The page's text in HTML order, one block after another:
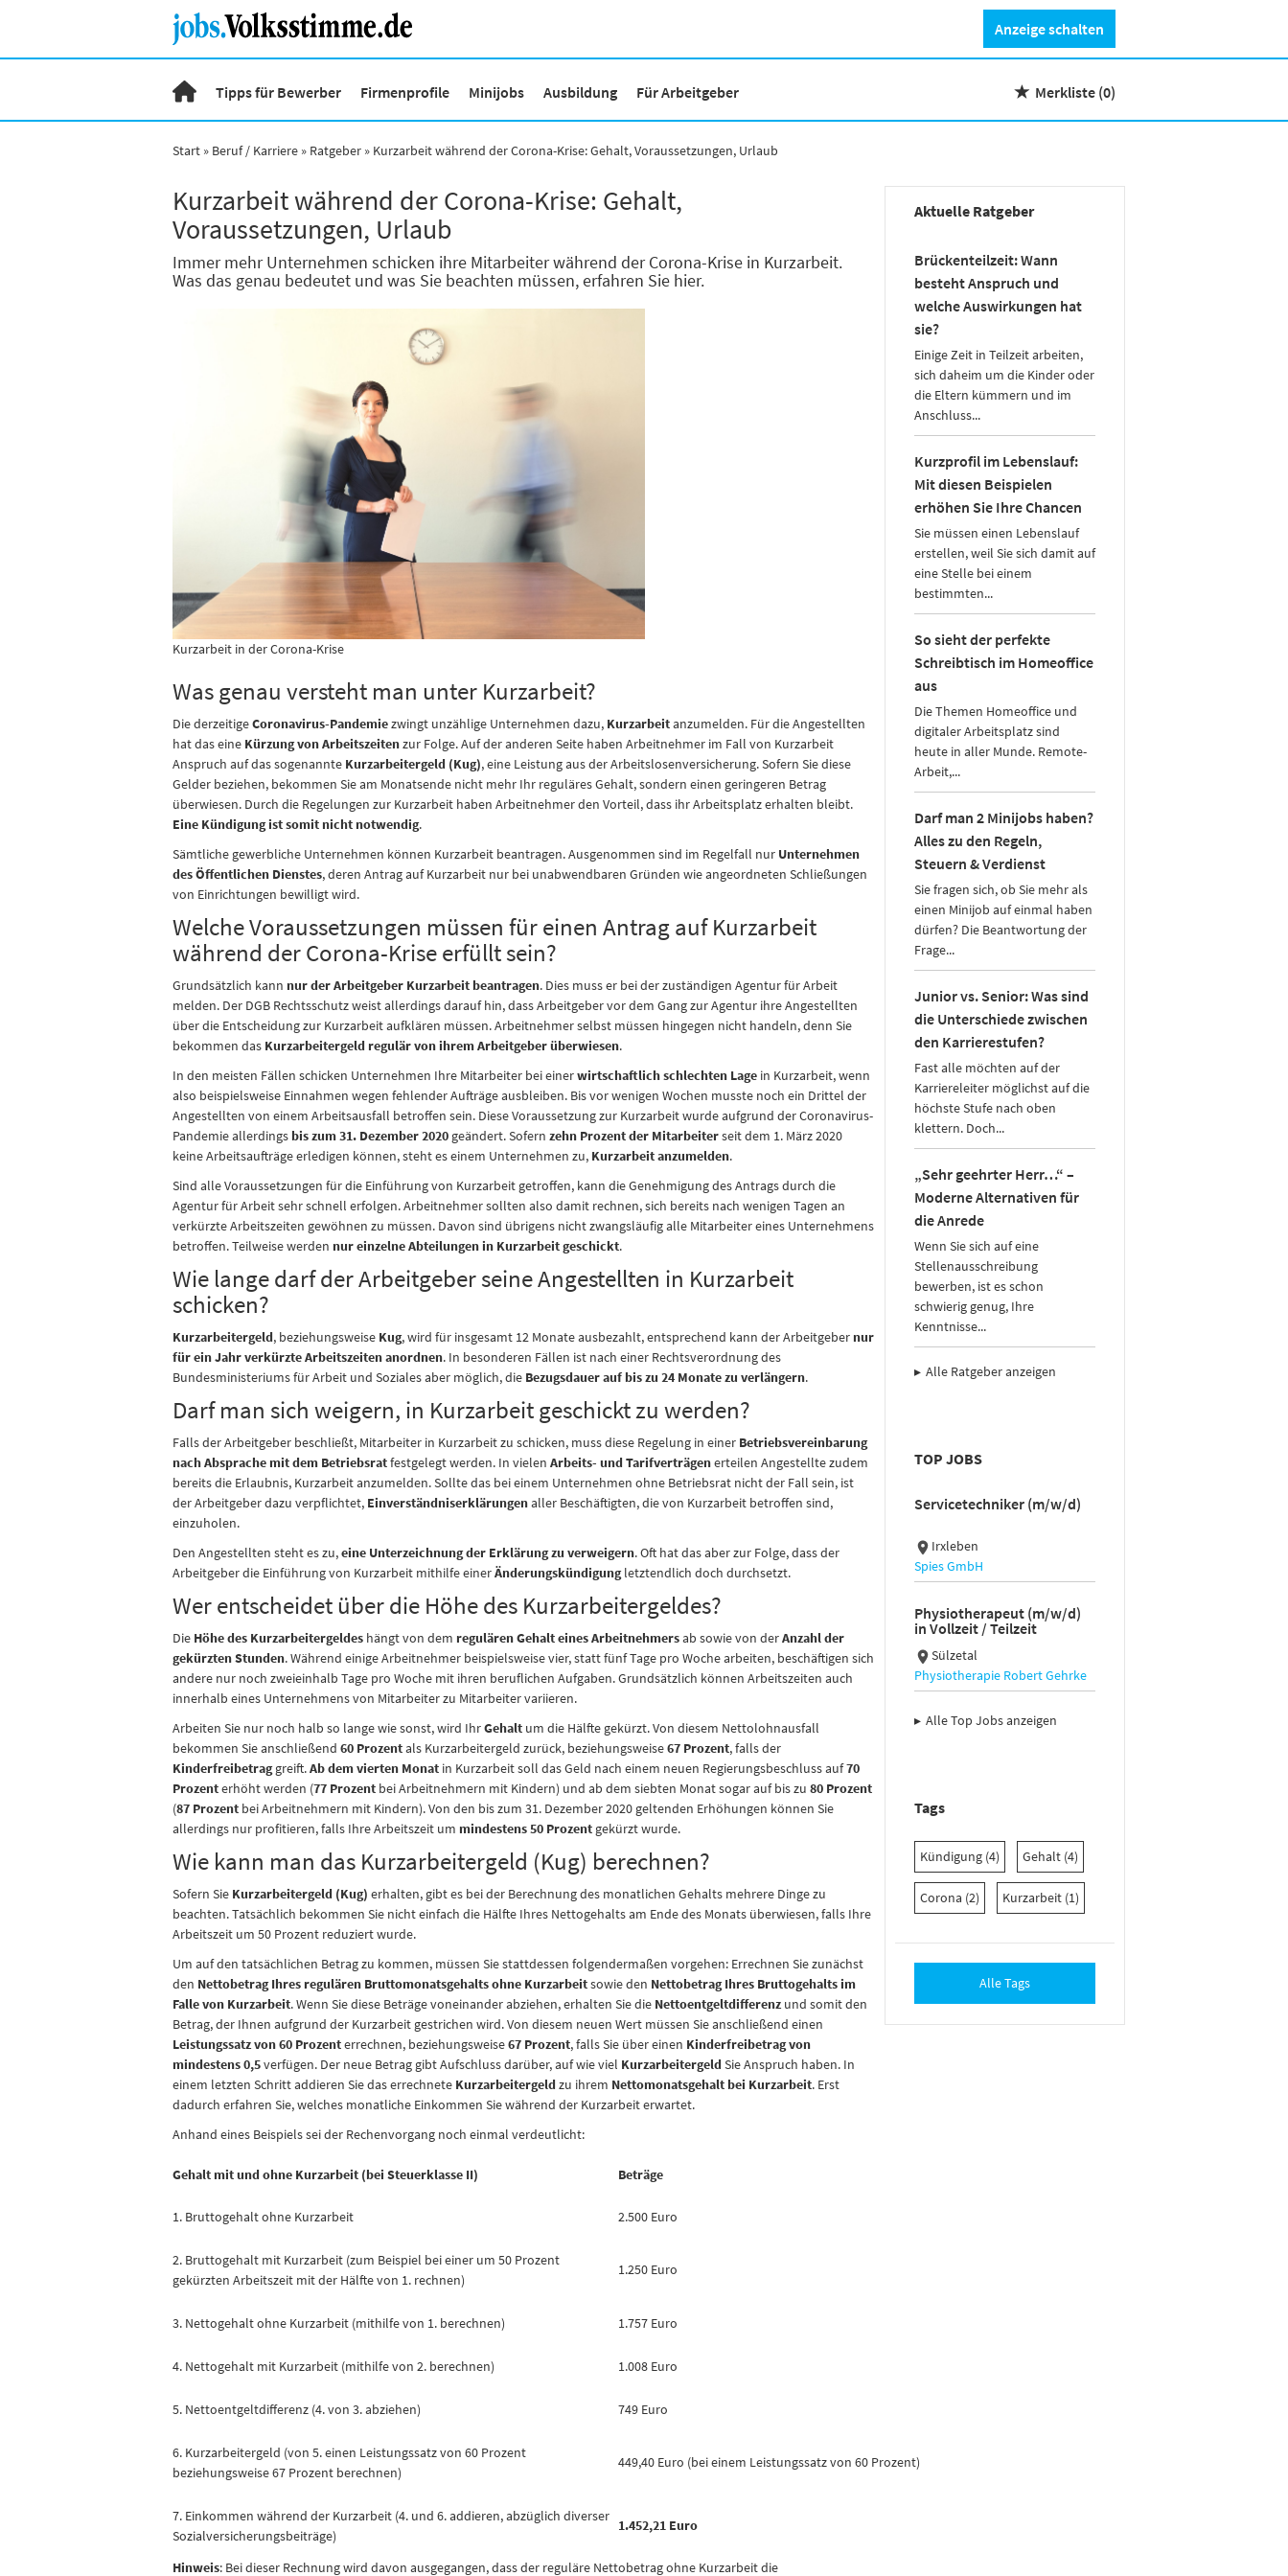
Anzeige schalten
Tipps für Bewerber Firmenprofile Minijobs Ausbildung Für Arbeitgeber Merkliste (0)
Start Beruf / Karriere Ratgeber Kurzarbeit während der Corona-Krise: Gehalt, Voraussetzungen, Urlaub
Kurzarbeit während der Corona-Krise: Gehalt,
Voraussetzungen, Urlaub
Immer mehr Unternehmen schicken ihre Mitarbeiter während der Corona-Krise in Kurzarbeit.
Was das genau bedeutet und was Sie beachten müssen, erfahren Sie hier.
Kurzarbeit in der Corona-Krise
Was genau versteht man unter Kurzarbeit?
Die derzeitigeCoronavirus-Pandemiezwingt unzählige Unternehmen dazu, Kurzarbeitanzumelden. Für die Angestellten
hat das eine Kürzung von Arbeitszeitenzur Folge. Auf der anderen Seite haben Arbeitnehmer im Fall von Kurzarbeit
Anspruch auf das sogenannte Kurzarbeitergeld (Kug), eine Leistung aus der Arbeitslosenversicherung. Sofern Sie diese
Gelder beziehen, bekommen Sie am Monatsende nicht mehr Ihr reguläres Gehalt, sondern einen geringeren Betrag
überwiesen. Durch die Regelungen zur Kurzarbeit haben Arbeitnehmer den Vorteil, dass ihr Arbeitsplatz erhalten bleibt.
Eine Kündigung ist somit nicht notwendig.
Sämtliche gewerbliche Unternehmen können Kurzarbeit beantragen. Ausgenommen sind im Regelfall nur Unternehmen
des Öffentlichen Dienstes, deren Antrag auf Kurzarbeit nur bei unabwendbaren Gründen wie angeordneten Schließungen
von Einrichtungen bewilligt wird.
Welche Voraussetzungen müssen für einen Antrag auf Kurzarbeit
während der Corona-Krise erfüllt sein?
Grundsätzlich kann nur der Arbeitgeber Kurzarbeit beantragen. Dies muss er bei der zuständigen Agentur für Arbeit
melden. Der DGB Rechtsschutz weist allerdings darauf hin, dass Arbeitgeber vor dem Gang zur Agentur ihre Angestellten
über die Entscheidung zur Kurzarbeit aufklären müssen. Arbeitnehmer selbst müssen hingegen nicht handeln, denn Sie
bekommen das Kurzarbeitergeld regulär von ihrem Arbeitgeber überwiesen.
In den meisten Fällen schicken Unternehmen Ihre Mitarbeiter bei einerwirtschaftlich schlechten Lage in Kurzarbeit, wenn
also beispielsweise Einnahmen wegen fehlender Aufträge ausbleiben. Bis vor wenigen Wochen musste noch ein Drittel der
Angestellten von einem Arbeitsausfall betroffen sein. Diese Voraussetzung zur Kurzarbeit wurde aufgrund der Coronavirus-
Pandemie allerdings bis zum 31. Dezember 2020 geändert. Sofern zehn Prozent der Mitarbeiterseit dem 1. März 2020
keine Arbeitsaufträge erledigen können, steht es einem Unternehmen zu, Kurzarbeit anzumelden.
Sind alle Voraussetzungen für die Einführung von Kurzarbeit getroffen, kann die Genehmigung des Antrags durch die
Agentur für Arbeit sehr schnell erfolgen. Arbeitnehmer sollten also damit rechnen, sich bereits nach wenigen Tagen an
verkürzte Arbeitszeiten gewöhnen zu müssen. Davon sind übrigens nicht zwangsläufig alle Mitarbeiter eines Unternehmens
betroffen. Teilweise werden nur einzelne Abteilungen in Kurzarbeit geschickt.
Wie lange darf der Arbeitgeber seine Angestellten in Kurzarbeit
schicken?
Kurzarbeitergeld, beziehungsweise Kug, wird für insgesamt 12 Monate ausbezahlt, entsprechend kann der Arbeitgeber nur
für ein Jahr verkürzte Arbeitszeiten anordnen. In besonderen Fällen ist nach einer Rechtsverordnung des
Bundesministeriums für Arbeit und Soziales aber möglich, die Bezugsdauer auf bis zu 24 Monate zu verlängern.
Darf man sich weigern, in Kurzarbeit geschickt zu werden?
Falls der Arbeitgeber beschließt, Mitarbeiter in Kurzarbeit zu schicken, muss diese Regelung in einer Betriebsvereinbarung
nach Absprache mit dem Betriebsratfestgelegt werden. In vielen Arbeits- und Tarifverträgenerteilen Angestellte zudem
bereits die Erlaubnis, Kurzarbeit anzumelden. Sollte das bei einem Unternehmen ohne Betriebsrat nicht der Fall sein, ist
der Arbeitgeber dazu verpflichtet, Einverständniserklärungenaller Beschäftigten, die von Kurzarbeit betroffen sind,
einzuholen.
Den Angestellten steht es zu,eine Unterzeichnung der Erklärung zu verweigern. Oft hat das aber zur Folge, dass der
Arbeitgeber die Einführung von Kurzarbeit mithilfe einerÄnderungskündigungletztendlich doch durchsetzt.
Wer entscheidet über die Höhe des Kurzarbeitergeldes?
Die Höhe des Kurzarbeitergeldes hängt von dem regulären Gehalt eines Arbeitnehmersab sowie von derAnzahl der
gekürzten Stunden. Während einige Arbeitnehmer beispielsweise vier, statt fünf Tage pro Woche arbeiten, beschäftigen sich
andere nur noch zweieinhalb Tage pro Woche mit ihren beruflichen Aufgaben. Grundsätzlich können Arbeitszeiten auch
innerhalb eines Unternehmens von Mitarbeiter zu Mitarbeiter variieren.
Arbeiten Sie nur noch halb so lange wie sonst, wird IhrGehalt um die Hälfte gekürzt. Von diesem Nettolohnausfall
bekommen Sie anschließend 60 Prozentals Kurzarbeitergeld zurück, beziehungsweise67 Prozent, falls der
Kinderfreibetraggreift.Ab dem vierten Monat in Kurzarbeit soll das Geld nach einem neuen Regierungsbeschluss auf70
Prozenterhöht werden (77 Prozent bei Arbeitnehmern mit Kindern) und ab dem siebten Monat sogar auf bis zu 80 Prozent
(87 Prozent bei Arbeitnehmern mit Kindern). Von den bis zum 31. Dezember 2020 geltenden Erhöhungen können Sie
allerdings nur profitieren, falls Ihre Arbeitszeit um mindestens 50 Prozent gekürzt wurde.
Wie kann man das Kurzarbeitergeld (Kug) berechnen?
Sofern Sie Kurzarbeitergeld (Kug) erhalten, gibt es bei der Berechnung des monatlichen Gehalts mehrere Dinge zu
beachten. Tatsächlich bekommen Sie nicht einfach die Hälfte Ihres Nettogehalts am Ende des Monats überwiesen, falls Ihre
Arbeitszeit um 50 Prozent reduziert wurde.
Um auf den tatsächlichen Betrag zu kommen, müssen Sie stattdessen folgendermaßen vorgehen: Errechnen Sie zunächst
den Nettobetrag Ihres regulären Bruttomonatsgehalts ohne Kurzarbeitsowie den Nettobetrag Ihres Bruttogehalts im
Falle von Kurzarbeit. Wenn Sie diese Beträge voneinander abziehen, erhalten Sie die Nettoentgeltdifferenz und somit den
Betrag, der Ihnen aufgrund der Kurzarbeit gestrichen wird. Von diesem neuen Wert müssen Sie anschließend einen
Leistungssatz von 60 Prozenterrechnen, beziehungsweise67 Prozent, falls Sie über einen Kinderfreibetragvon
mindestens 0,5verfügen. Der neue Betrag gibt Aufschluss darüber, auf wie viel Kurzarbeitergeld Sie Anspruch haben. In
einem letzten Schritt addieren Sie das errechnete Kurzarbeitergeld zu ihrem Nettomonatsgehalt bei Kurzarbeit. Erst
dadurch erfahren Sie, welches monatliche Einkommen Sie während der Kurzarbeit erwartet.
Anhand eines Beispiels sei der Rechenvorgang noch einmal verdeutlicht:
Gehalt mit und ohne Kurzarbeit (bei Steuerklasse II) Beträge
1. Bruttogehalt ohne Kurzarbeit 2.500 Euro
2. Bruttogehalt mit Kurzarbeit (zum Beispiel bei einer um 50 Prozent
gekürzten Arbeitszeit mit der Hälfte von 1. rechnen)
1.250 Euro
3. Nettogehalt ohne Kurzarbeit (mithilfe von 1. berechnen) 1.757 Euro
4. Nettogehalt mit Kurzarbeit (mithilfe von 2. berechnen) 1.008 Euro
5. Nettoentgeltdifferenz (4. von 3. abziehen) 749 Euro
6. Kurzarbeitergeld (von 5. einen Leistungssatz von 60 Prozent
beziehungsweise 67 Prozent berechnen)
449,40 Euro (bei einem Leistungssatz von 60 Prozent)
7. Einkommen während der Kurzarbeit (4. und 6. addieren, abzüglich diverser
Sozialversicherungsbeiträge)
1.452,21 Euro
Hinweis: Bei dieser Rechnung wird davon ausgegangen, dass der reguläre Nettobetrag ohne Kurzarbeit die
Aktuelle Ratgeber
Brückenteilzeit: Wann
besteht Anspruch und
welche Auswirkungen hat
sie?
Einige Zeit in Teilzeit arbeiten,
sich daheim um die Kinder oder
die Eltern kümmern und im
Anschluss...
Kurzprofil im Lebenslauf:
Mit diesen Beispielen
erhöhen Sie Ihre Chancen
Sie müssen einen Lebenslauf
erstellen, weil Sie sich damit auf
eine Stelle bei einem
bestimmten...
So sieht der perfekte
Schreibtisch im Homeoffice
aus
Die Themen Homeoffice und
digitaler Arbeitsplatz sind
heute in aller Munde. Remote-
Arbeit,...
Darf man 2 Minijobs haben?
Alles zu den Regeln,
Steuern & Verdienst
Sie fragen sich, ob Sie mehr als
einen Minijob auf einmal haben
dürfen? Die Beantwortung der
Frage...
Junior vs. Senior: Was sind
die Unterschiede zwischen
den Karrierestufen?
Fast alle möchten auf der
Karriereleiter möglichst auf die
höchste Stufe nach oben
klettern. Doch...
„Sehr geehrter Herr…“ –
Moderne Alternativen für
die Anrede
Wenn Sie sich auf eine
Stellenausschreibung
bewerben, ist es schon
schwierig genug, Ihre
Kenntnisse...
Alle Ratgeber anzeigen
TOP JOBS
Servicetechniker (m/w/d)
Irxleben
Spies GmbH
Physiotherapeut (m/w/d)
in Vollzeit / Teilzeit
Sülzetal
Physiotherapie Robert Gehrke
Alle Top Jobs anzeigen
Tags
Kündigung (4) Gehalt (4)
Corona (2) Kurzarbeit (1)
Alle Tags